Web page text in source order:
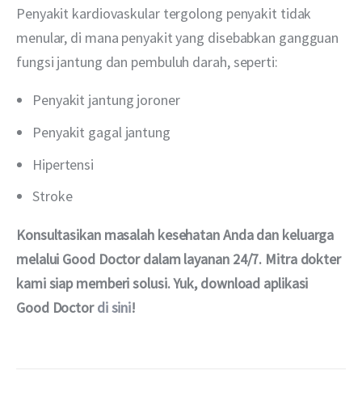
Penyakit kardiovaskular tergolong penyakit tidak
menular, di mana penyakit yang disebabkan gangguan
fungsi jantung dan pembuluh darah, seperti:
Penyakit jantung joroner
Penyakit gagal jantung
Hipertensi
Stroke
Konsultasikan masalah kesehatan Anda dan keluarga
melalui Good Doctor dalam layanan 24/7. Mitra dokter
kami siap memberi solusi. Yuk, download aplikasi
Good Doctor di sini!